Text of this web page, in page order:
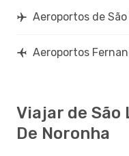
Aeroportos de
Aeroportos
Viajar de São
De Noronha